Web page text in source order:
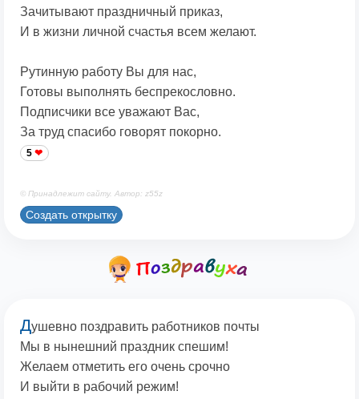
Зачитывают праздничный приказ,
И в жизни личной счастья всем желают.
Рутинную работу Вы для нас,
Готовы выполнять беспрекословно.
Подписчики все уважают Вас,
За труд спасибо говорят покорно.
5
© Принадлежит сайту. Автор: z55z
Создать открытку
Душевно поздравить работников почты
Мы в нынешний праздник спешим!
Желаем отметить его очень срочно
И выйти в рабочий режим!